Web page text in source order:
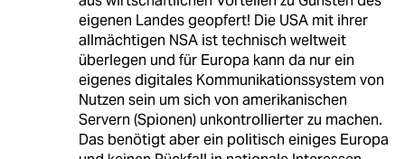
eigenen Landes geopfert! Die USA mit ihrer
allmächtigen NSA ist technisch weltweit
überlegen und für Europa kann da nur ein
eigenes digitales Kommunikationssystem von
Nutzen sein um sich von amerikanischen
Servern (Spionen) unkontrollierter zu machen.
Das benötigt aber ein politisch einiges Europa